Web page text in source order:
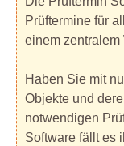
Prüftermine für
einem zentralem
Haben Sie mit
Objekte und
notwendigen
Software fällt es